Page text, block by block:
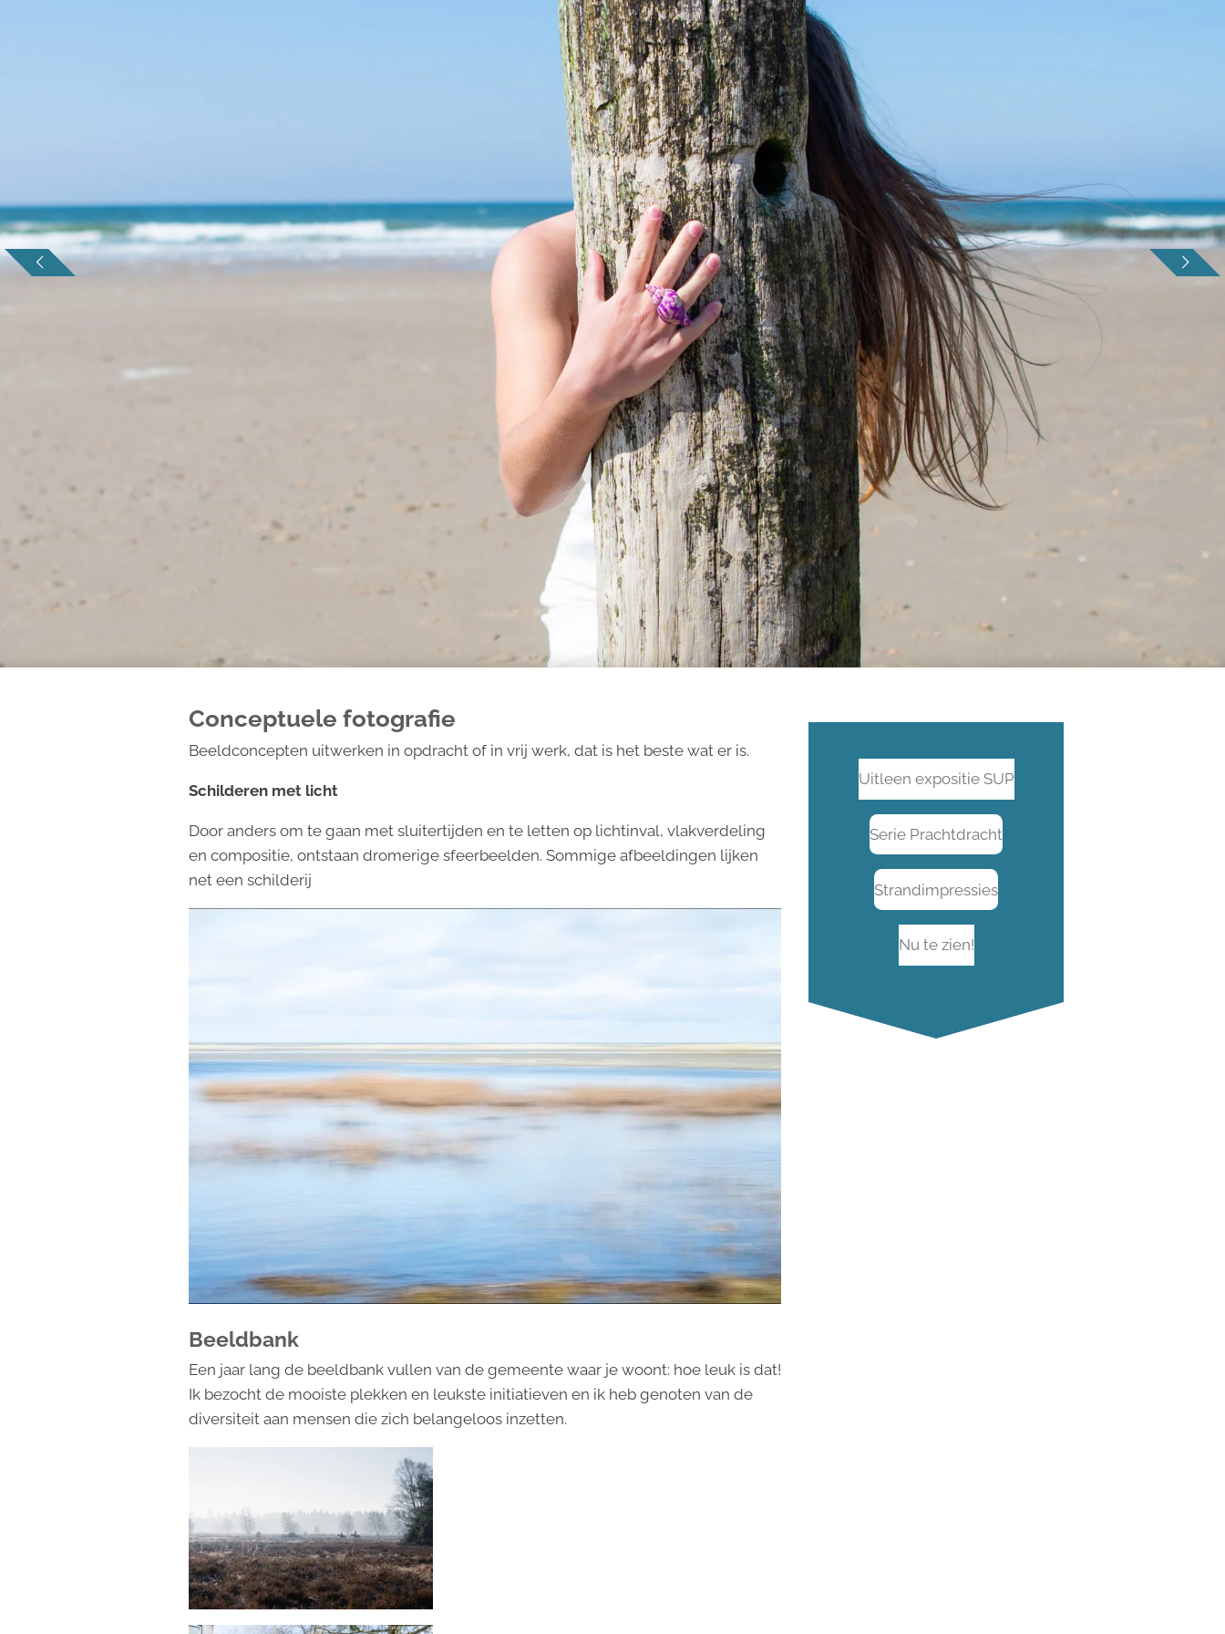
Conceptuele fotografie
Beeldconcepten uitwerken in opdracht of in vrij werk, dat is het beste wat er is.
Schilderen met licht
Door anders om te gaan met sluitertijden en te letten op lichtinval, vlakverdeling
en compositie, ontstaan dromerige sfeerbeelden. Sommige afbeeldingen lijken
net een schilderij
Beeldbank
Een jaar lang de beeldbank vullen van de gemeente waar je woont: hoe leuk is dat!
Ik bezocht de mooiste plekken en leukste initiatieven en ik heb genoten van de
diversiteit aan mensen die zich belangeloos inzetten.
Uitleen expositie SUP
Serie Prachtdracht
Strandimpressies
Nu te zien!